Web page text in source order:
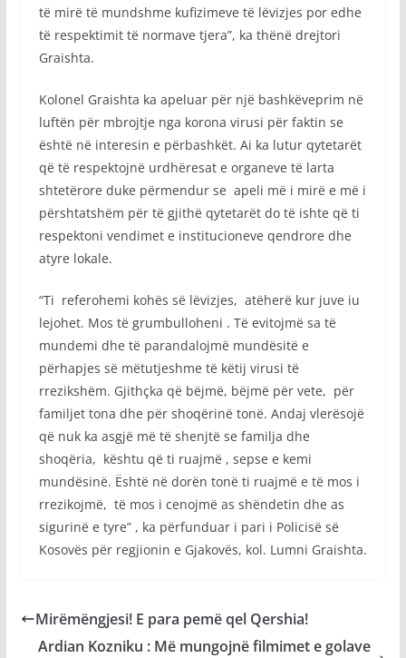
të mirë të mundshme kufizimeve të lëvizjes por edhe
të respektimit të normave tjera”, ka thënë drejtori
Graishta.
Kolonel Graishta ka apeluar për një bashkëveprim në
luftën për mbrojtje nga korona virusi për faktin se
është në interesin e përbashkët. Ai ka lutur qytetarët
që të respektojnë urdhëresat e organeve të larta
shtetërore duke përmendur se apeli më i mirë e më i
përshtatshëm për të gjithë qytetarët do të ishte që ti
respektoni vendimet e institucioneve qendrore dhe
atyre lokale.
“Ti referohemi kohës së lëvizjes, atëherë kur juve iu
lejohet. Mos të grumbulloheni . Të evitojmë sa të
mundemi dhe të parandalojmë mundësitë e
përhapjes së mëtutjeshme të këtij virusi të
rrezikshëm. Gjithçka që bëjmë, bëjmë për vete, për
familjet tona dhe për shoqërinë tonë. Andaj vlerësojë
që nuk ka asgjë më të shenjtë se familja dhe
shoqëria, kështu që ti ruajmë , sepse e kemi
mundësinë. Është në dorën tonë ti ruajmë e të mos i
rrezikojmë, të mos i cenojmë as shëndetin dhe as
sigurinë e tyre” , ka përfunduar i pari i Policisë së
Kosovës për regjionin e Gjakovës, kol. Lumni Graishta.
Mirëmëngjesi! E para pemë qel Qershia!
Ardian Kozniku : Më mungojnë filmimet e golave